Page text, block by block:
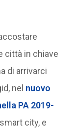
città in chiave
di arrivarci
nel nuovo
PA 2019-
city, e